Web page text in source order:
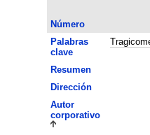
Número
Palabras
clave
Resumen
Dirección
Autor
corporativo